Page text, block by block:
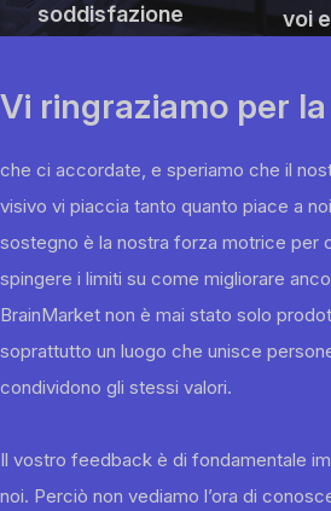
soddisfazione
voi
Vi ringraziamo per
che ci accordate, e speriamo che il
visivo vi piaccia tanto quanto piace a
sostegno è la nostra forza motrice per
spingere i limiti su come migliorare
BrainMarket non è mai stato solo
soprattutto un luogo che unisce
condividono gli stessi valori.
Il vostro feedback è di fondamentale
noi. Perciò non vediamo l’ora di